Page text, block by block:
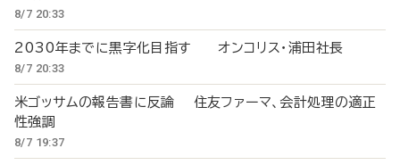
8/7 20:33
2030年までに黒字化目指す オンコリス・浦田社長
8/7 20:33
米ゴッサムの報告書に反論 住友ファーマ、会計処理の適正
性強調
8/7 19:37